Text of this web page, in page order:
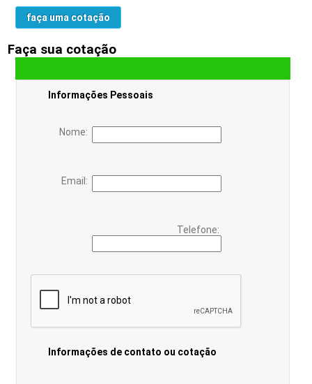
faça uma cotação
Faça sua cotação
Informações Pessoais
Nome:
Email:
Telefone:
Informações de contato ou cotação